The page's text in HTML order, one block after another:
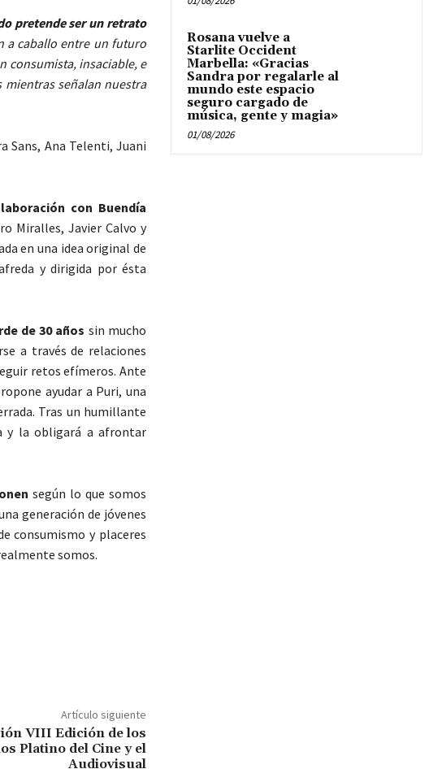
pretende ser un retrato
a caballo entre un futuro
consumista, insaciable, e
señalan nuestra
Sans, Ana Telenti, Juani
con Buendía
Miralles, Javier Calvo y
en una idea original de
y dirigida por ésta
de 30 años sin mucho
a través de relaciones
retos efímeros. Ante
ayudar a Puri, una
Tras un humillante
y la obligará a afrontar
según lo que somos
generación de jóvenes
consumismo y placeres
somos.
Artículo siguiente
VIII Edición de los
Platino del Cine y el
Audiovisual
Rosana vuelve a
Starlite Occident
Marbella: «Gracias
Sandra por regalarle al
mundo este espacio
seguro cargado de
música, gente y magia»
01/08/2026